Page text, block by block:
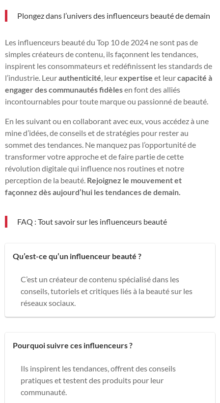
Plongez dans l’univers des influenceurs beauté de demain
Les influenceurs beauté du Top 10 de 2024 ne sont pas de
simples créateurs de contenu, ils façonnent les tendances,
inspirent les consommateurs et redéfinissent les standards de
l’industrie. Leurauthenticité , leurexpertise et leurcapacité à
engager des communautés fidèlesen font des alliés
incontournables pour toute marque ou passionné de beauté.
En les suivant ou en collaborant avec eux, vous accédez à une
mine d’idées, de conseils et de stratégies pour rester au
sommet des tendances. Ne manquez pas l’opportunité de
transformer votre approche et de faire partie de cette
révolution digitale qui influence nos routines et notre
perception de la beauté. Rejoignez le mouvement et
façonnez dès aujourd’hui les tendances de demain.
FAQ : Tout savoir sur les influenceurs beauté
Qu’est-ce qu’un influenceur beauté ?
C’est un créateur de contenu spécialisé dans les
conseils, tutoriels et critiques liés à la beauté sur les
réseaux sociaux.
Pourquoi suivre ces influenceurs ?
Ils inspirent les tendances, offrent des conseils
pratiques et testent des produits pour leur
communauté.